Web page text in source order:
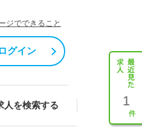
ジでできること
ログイン
人を検索する 1